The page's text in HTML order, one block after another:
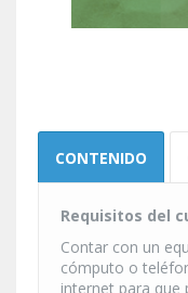
CONTENIDO
Requisitos del
Contar con un
cómputo o
internet para que